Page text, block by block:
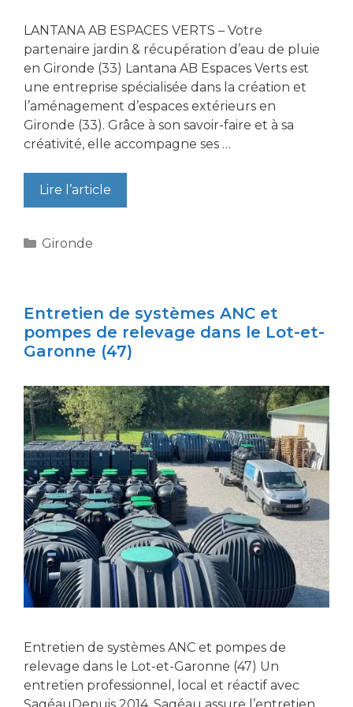
LANTANA AB ESPACES VERTS – Votre
partenaire jardin & récupération d’eau de pluie
en Gironde (33) Lantana AB Espaces Verts est
une entreprise spécialisée dans la création et
l’aménagement d’espaces extérieurs en
Gironde (33). Grâce à son savoir-faire et à sa
créativité, elle accompagne ses …
Lire l’article
Catégories
Gironde
Entretien de systèmes ANC et
pompes de relevage dans le Lot-et-
Garonne (47)
Entretien de systèmes ANC et pompes de
relevage dans le Lot-et-Garonne (47) Un
entretien professionnel, local et réactif avec